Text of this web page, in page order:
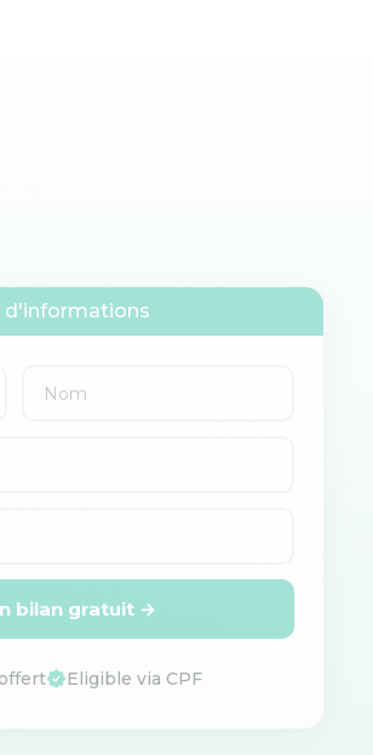
d'informations
bilan gratuit →
Eligible via CPF